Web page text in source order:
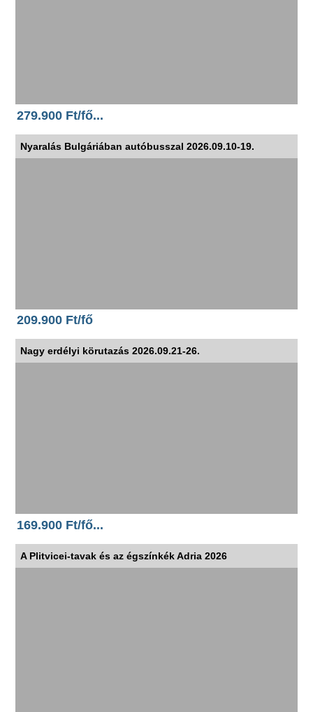
279.900 Ft/fő...
Nyaralás Bulgáriában autóbusszal 2026.09.10-19.
209.900 Ft/fő
Nagy erdélyi körutazás 2026.09.21-26.
169.900 Ft/fő...
A Plitvicei-tavak és az égszínkék Adria 2026